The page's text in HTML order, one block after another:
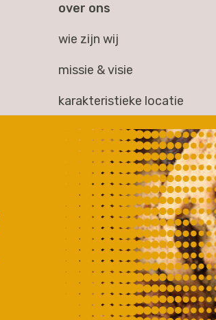
over ons
wie zijn wij
missie & visie
karakteristieke locatie
huisgezelschap
jaarverslag 2025
partners & samenwerkingen